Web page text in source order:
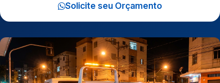
Solicite seu Orçamento